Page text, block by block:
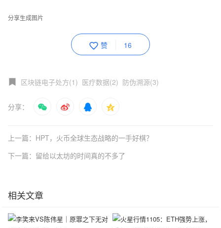
分享生成图片
赞 16
区块链电子处方(1) 医疗数据(2) 防伪溯源(3)
分享：
上一篇：HPT，火币全球生态战略的一手好棋？
下一篇：留给以太坊的时间真的不多了
相关文章